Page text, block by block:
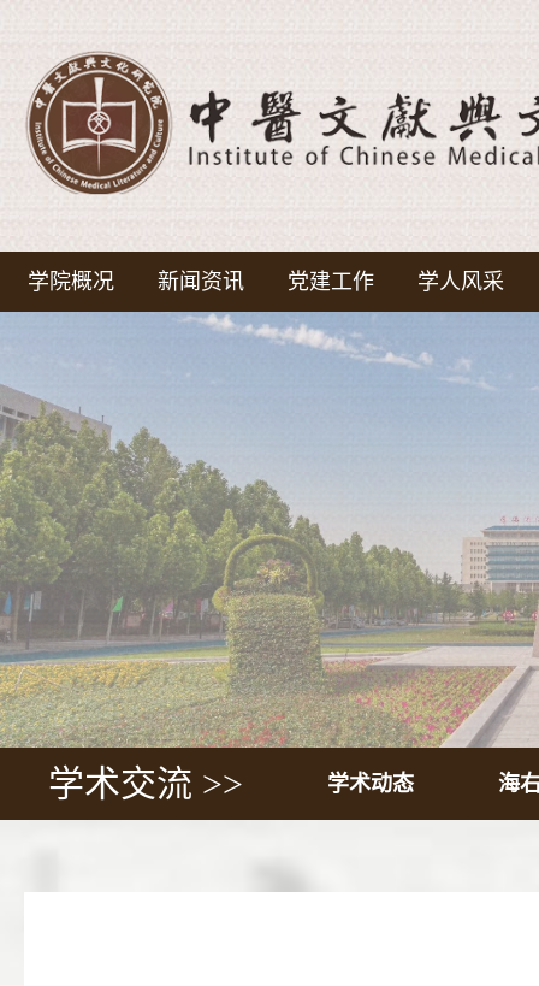
学院概况 新闻资讯 党建工作 学人风采
学术交流 >> 学术动态 海